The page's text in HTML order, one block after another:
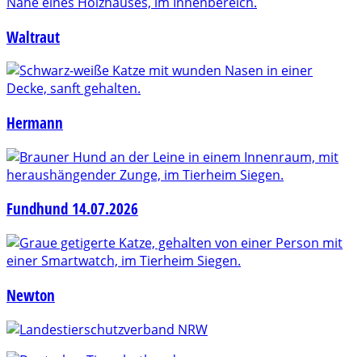
Waltraut
Hermann
Fundhund 14.07.2026
Newton